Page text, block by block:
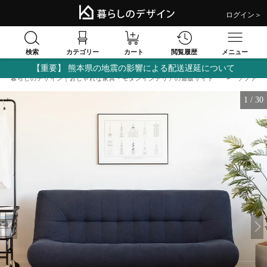
ログイン＞
検索 カテゴリー カート 閲覧履歴 メニュー
【重要】 熊本県の地震の影響による配送遅延について
暮らしのデザイン｜おしゃれな家具・モダンインテリアの通販サイト ソファ
1 / 30